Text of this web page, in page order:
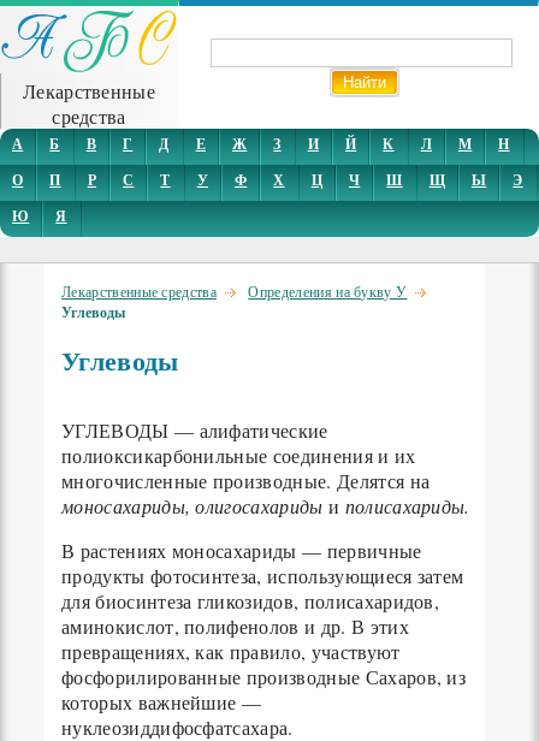
Лекарственные
средства
А Б В Г Д Е Ж З И Й К Л М
Н
О
П Р С Т У Ф Х Ц Ч Ш Щ Ы
Э
Ю
Я
Лекарственные средства Определения на букву У
Углеводы
Углеводы
УГЛЕВОДЫ — алифатические
полиоксикарбонильные соединения и их
многочисленные производные. Делятся на
моносахариды, олигосахариды и полисахариды.
В растениях моносахариды — первичные
продукты фотосинтеза, использующиеся затем
для биосинтеза гликозидов, полисахаридов,
аминокислот, полифенолов и др. В этих
превращениях, как правило, участвуют
фосфорилированные производные Сахаров, из
которых важнейшие —
нуклеозиддифосфатсахара.